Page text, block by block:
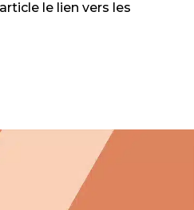
le lien vers les